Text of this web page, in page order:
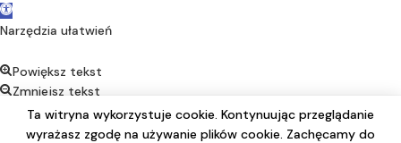
Ta witryna wykorzystuje cookie. Kontynuując przeglądanie
wyrażasz zgodę na używanie plików cookie. Zachęcamy do
Open toolbar
Narzędzia ułatwień
Powiększ tekst
Zmniejsz tekst
Kontrast
Negatyw